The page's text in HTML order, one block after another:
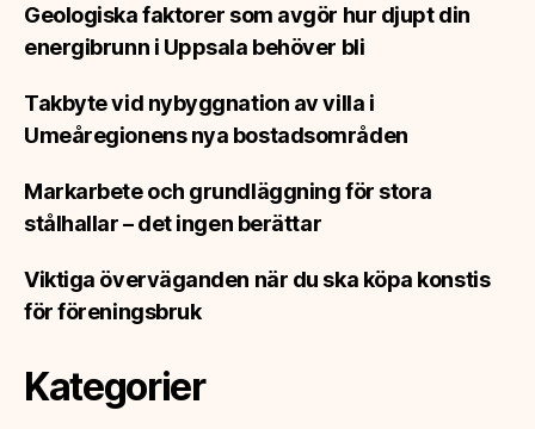
Geologiska faktorer som avgör hur djupt din
energibrunn i Uppsala behöver bli
Takbyte vid nybyggnation av villa i
Umeåregionens nya bostadsområden
Markarbete och grundläggning för stora
stålhallar – det ingen berättar
Viktiga överväganden när du ska köpa konstis
för föreningsbruk
Kategorier